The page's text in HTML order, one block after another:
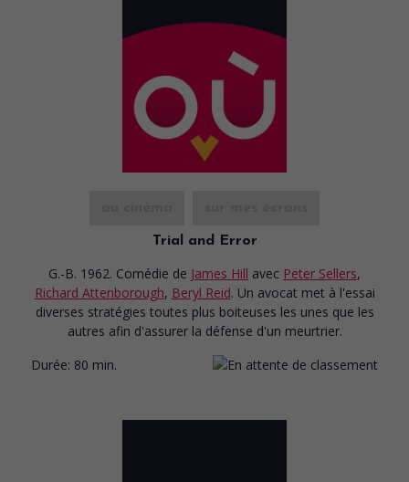
Trial and Error
G.-B. 1962. Comédie de James Hill avec Peter Sellers,
Richard Attenborough, Beryl Reid. Un avocat met à l'essai
diverses stratégies toutes plus boiteuses les unes que les
autres afin d'assurer la défense d'un meurtrier.
Durée: 80 min.